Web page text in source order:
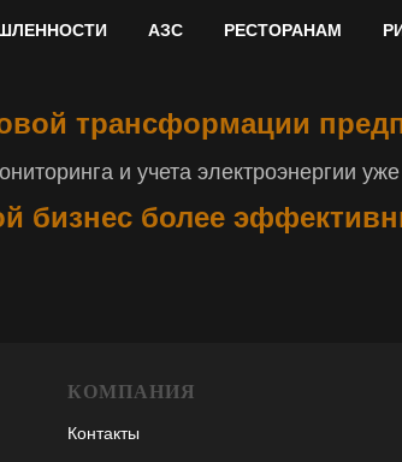
АЗС РЕСТОРАНАМ
трансформации
и учета электроэнергии
бизнес более
КОМПАНИЯ
Контакты